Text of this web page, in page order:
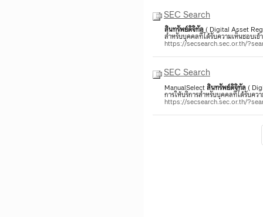
SEC Search
สินทรัพย์ดิจิทัล( Digital Asset
สำหรับบุคคลที่ได้รับความเห็นชอบเ
https://secsearch.sec.or.th/
SEC Search
ManualSelectสินทรัพย์ดิจิทัล (
การให้บริการสำหรับบุคคลที่ได้รับค
https://secsearch.sec.or.th/